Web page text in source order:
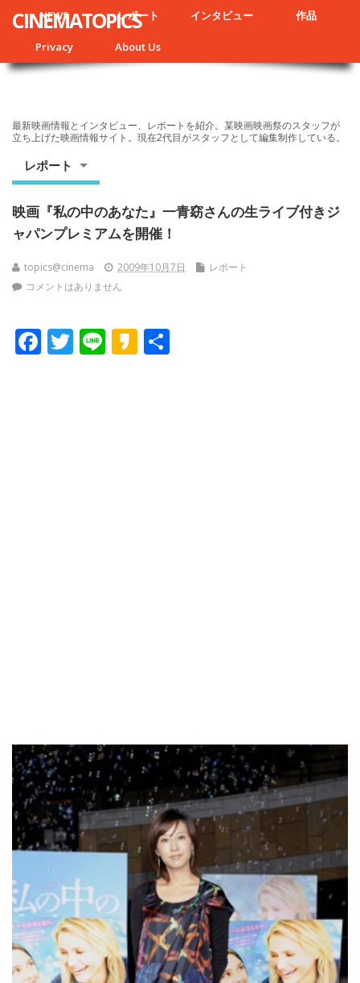
NEWS レポート インタビュー 作品
Privacy About Us
CINEMATOPICS
最新映画情報とインタビュー、レポートを紹介。某映画映画祭のスタッフが
立ち上げた映画情報サイト。現在2代目がスタッフとして編集制作している。
レポート
映画『私の中のあなた』一青窈さんの生ライブ付きジ
ャパンプレミアムを開催！
topics@cinema 2009年10月7日
レポート
コメントはありません
F T Li K